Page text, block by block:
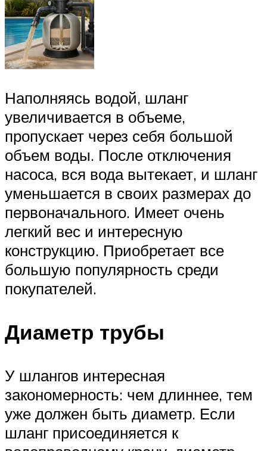
Наполняясь водой, шланг
увеличивается в объеме,
пропускает через себя большой
объем воды. После отключения
насоса, вся вода вытекает, и шланг
уменьшается в своих размерах до
первоначального. Имеет очень
легкий вес и интересную
конструкцию. Приобретает все
большую популярность среди
покупателей.
Диаметр трубы
У шлангов интересная
закономерность: чем длиннее, тем
уже должен быть диаметр. Если
шланг присоединяется к